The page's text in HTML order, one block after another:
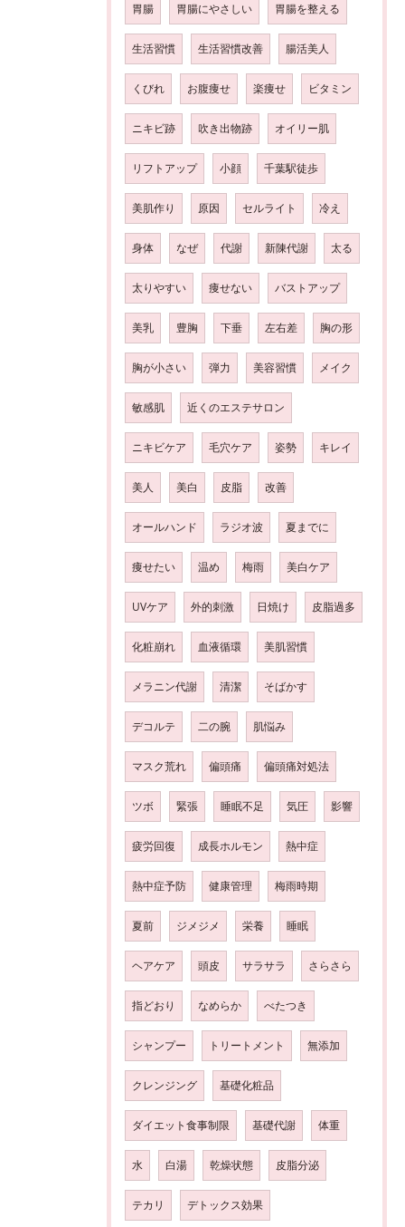
胃腸 胃腸にやさしい 胃腸を整える
生活習慣 生活習慣改善 腸活美人
くびれ お腹痩せ 楽痩せ ビタミン
ニキビ跡 吹き出物跡 オイリー肌
リフトアップ 小顔 千葉駅徒歩
美肌作り 原因 セルライト 冷え
身体 なぜ 代謝 新陳代謝 太る
太りやすい 痩せない バストアップ
美乳 豊胸 下垂 左右差 胸の形
胸が小さい 弾力 美容習慣 メイク
敏感肌 近くのエステサロン
ニキビケア 毛穴ケア 姿勢 キレイ
美人 美白 皮脂 改善
オールハンド ラジオ波 夏までに
痩せたい 温め 梅雨 美白ケア
UVケア 外的刺激 日焼け 皮脂過多
化粧崩れ 血液循環 美肌習慣
メラニン代謝 清潔 そばかす
デコルテ 二の腕 肌悩み
マスク荒れ 偏頭痛 偏頭痛対処法
ツボ 緊張 睡眠不足 気圧 影響
疲労回復 成長ホルモン 熱中症
熱中症予防 健康管理 梅雨時期
夏前 ジメジメ 栄養 睡眠
ヘアケア 頭皮 サラサラ さらさら
指どおり なめらか べたつき
シャンプー トリートメント 無添加
クレンジング 基礎化粧品
ダイエット食事制限 基礎代謝 体重
水 白湯 乾燥状態 皮脂分泌
テカリ デトックス効果